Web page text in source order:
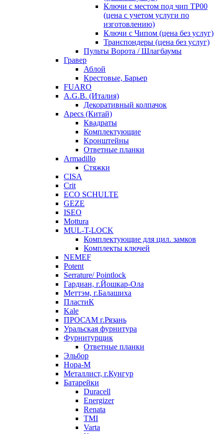
Ключи с местом под чип TP00
(цена с учетом услуги по
изготовлению)
Ключи с Чипом (цена без услуг)
Транспондеры (цена без услуг)
Пульты Ворота / Шлагбаумы
Гравер
Аблой
Крестовые, Барьер
FUARO
A.G.B. (Италия)
Декоративный колпачок
Apecs (Китай)
Квадраты
Комплектующие
Кронштейны
Ответные планки
Armadillo
Стяжки
CISA
Crit
ECO SCHULTE
GEZE
ISEO
Mottura
MUL-T-LOCK
Комплектующие для цил. замков
Комплекты ключей
NEMEF
Potent
Serrature/ Pointlock
Гардиан, г.Йошкар-Ола
Меттэм, г.Балашиха
ПластиК
Kale
ПРОСАМ г.Рязань
Уральская фурнитура
Фурнитурщик
Ответные планки
Эльбор
Нора-М
Металлист, г.Кунгур
Батарейки
Duracell
Energizer
Renata
TMI
Varta